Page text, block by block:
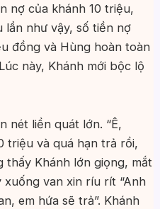
nợ của khánh 10 triệu,
lần như vậy, số tiền nợ
đồng và Hùng hoàn toàn
này, Khánh mới bộc lộ
nét liền quát lớn. “Ê,
triệu và quá hạn trả rồi,
thấy Khánh lớn giọng, mắt
van xin ríu rít “Anh
em hứa sẽ trả”. Khánh